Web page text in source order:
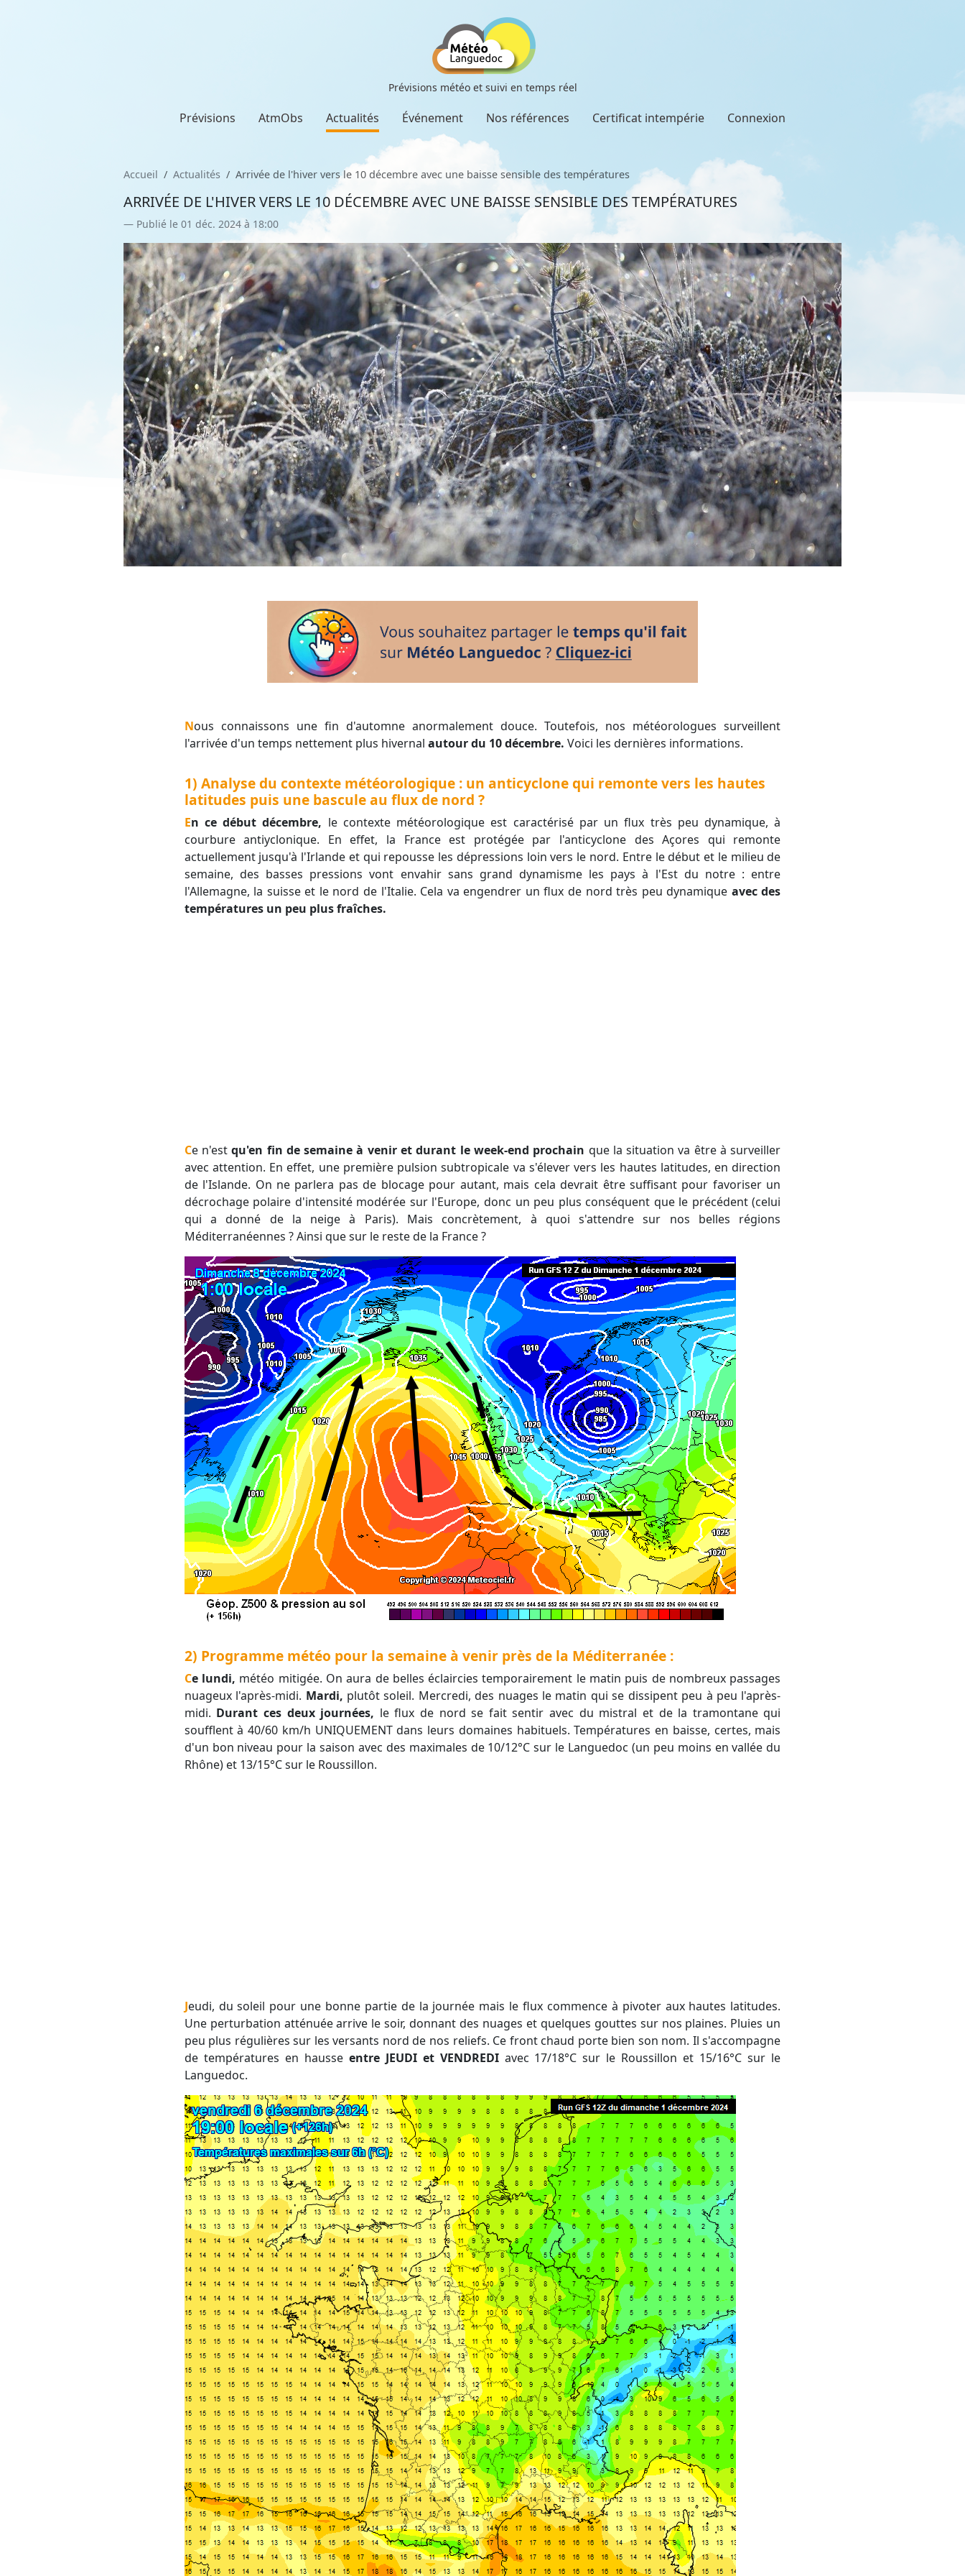
Prévisions météo et suivi en temps réel
Prévisions AtmObs Actualités Événement Nos références Certificat intempérie Connexion
Accueil Actualités Arrivée de l'hiver vers le 10 décembre avec une baisse sensible des températures
ARRIVÉE DE L'HIVER VERS LE 10 DÉCEMBRE AVEC UNE BAISSE SENSIBLE DES TEMPÉRATURES
Publié le 01 déc. 2024 à 18:00
Nous connaissons une fin d'automne anormalement douce. Toutefois, nos météorologues surveillent
l'arrivée d'un temps nettement plus hivernal autour du 10 décembre. Voici les dernières informations.
1) Analyse du contexte météorologique : un anticyclone qui remonte vers les hautes
latitudes puis une bascule au flux de nord ?
En ce début décembre, le contexte météorologique est caractérisé par un flux très peu dynamique, à
courbure antiyclonique. En effet, la France est protégée par l'anticyclone des Açores qui remonte
actuellement jusqu'à l'Irlande et qui repousse les dépressions loin vers le nord. Entre le début et le milieu de
semaine, des basses pressions vont envahir sans grand dynamisme les pays à l'Est du notre : entre
l'Allemagne, la suisse et le nord de l'Italie. Cela va engendrer un flux de nord très peu dynamique avec des
températures un peu plus fraîches.
Ce n'estqu'en fin de semaine à venir et durant le week-end prochain que la situation va être à surveiller
avec attention. En effet, une première pulsion subtropicale va s'élever vers les hautes latitudes, en direction
de l'Islande. On ne parlera pas de blocage pour autant, mais cela devrait être suffisant pour favoriser un
décrochage polaire d'intensité modérée sur l'Europe, donc un peu plus conséquent que le précédent (celui
qui a donné de la neige à Paris). Mais concrètement, à quoi s'attendre sur nos belles régions
Méditerranéennes ? Ainsi que sur le reste de la France ?
2) Programme météo pour la semaine à venir près de la Méditerranée :
Ce lundi, météo mitigée. On aura de belles éclaircies temporairement le matin puis de nombreux passages
nuageux l'après-midi. Mardi, plutôt soleil. Mercredi, des nuages le matin qui se dissipent peu à peu l'après-
midi. Durant ces deux journées, le flux de nord se fait sentir avec du mistral et de la tramontane qui
soufflent à 40/60 km/h UNIQUEMENT dans leurs domaines habituels. Températures en baisse, certes, mais
d'un bon niveau pour la saison avec des maximales de 10/12°C sur le Languedoc (un peu moins en vallée du
Rhône) et 13/15°C sur le Roussillon.
Jeudi, du soleil pour une bonne partie de la journée mais le flux commence à pivoter aux hautes latitudes.
Une perturbation atténuée arrive le soir, donnant des nuages et quelques gouttes sur nos plaines. Pluies un
peu plus régulières sur les versants nord de nos reliefs. Ce front chaud porte bien son nom. Il s'accompagne
de températures en hausseentre JEUDI et VENDREDIavec 17/18°C sur le Roussillon et 15/16°C sur le
Languedoc.